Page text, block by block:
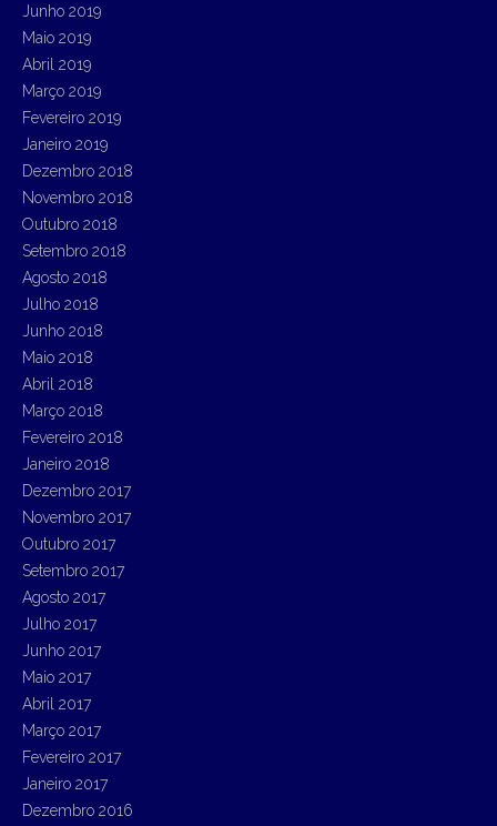
Junho 2019
Maio 2019
Abril 2019
Março 2019
Fevereiro 2019
Janeiro 2019
Dezembro 2018
Novembro 2018
Outubro 2018
Setembro 2018
Agosto 2018
Julho 2018
Junho 2018
Maio 2018
Abril 2018
Março 2018
Fevereiro 2018
Janeiro 2018
Dezembro 2017
Novembro 2017
Outubro 2017
Setembro 2017
Agosto 2017
Julho 2017
Junho 2017
Maio 2017
Abril 2017
Março 2017
Fevereiro 2017
Janeiro 2017
Dezembro 2016